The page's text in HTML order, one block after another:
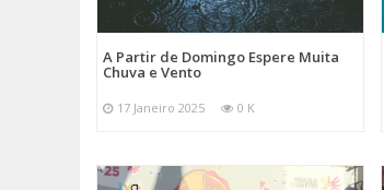
A Partir de Domingo Espere Muita
Chuva e Vento
17 Janeiro 2025 0 K